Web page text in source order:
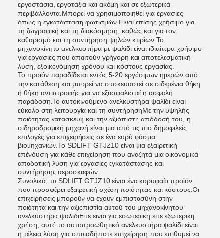
εργοστάσια, εργοτάξια και ακόμη και σε εξωτερικά
περιβάλλοντα.Μπορεί να χρησιμοποιηθεί για εργασίες
όπως η εγκατάσταση φωτισμών.Είναι επίσης χρήσιμο για
τη ζωγραφική και τη διακόσμηση, καθώς και για τον
καθαρισμό και τη συντήρηση ψηλών κτιρίων.Το
μηχανοκίνητο ανελκυστήρα με ψαλίδι είναι ιδιαίτερα χρήσιμο
για εργασίες που απαιτούν γρήγορη και αποτελεσματική
λύση, εξοικονόμηση χρόνου και κόστους εργασίας.
Το προϊόν παραδίδεται εντός 5-20 εργάσιμων ημερών από
την κατάθεση και μπορεί να συσκευαστεί σε σιδερένια θήκη
ή θήκη αντιστροφής για να εξασφαλιστεί η ασφαλή
παράδοση.Το αυτοκινούμενο ανελκυστήρα ψαλίδι είναι
εύκολο στη λειτουργία και τη συντήρησηΜε την υψηλής
ποιότητας κατασκευή και την αξιόπιστη απόδοσή του, η
σιδηροδρομική μηχανή είναι μια από τις πιο δημοφιλείς
επιλογές για επιχειρήσεις σε ένα ευρύ φάσμα
βιομηχανιών.Το SDLIFT GTJZ10 είναι μια εξαιρετική
επένδυση για κάθε επιχείρηση που αναζητά μια οικονομικά
αποδοτική λύση για εργασίες εγκατάστασης και
συντήρησης αεροσκαφών.
Συνολικά, το SDLIFT GTJZ10 είναι ένα κορυφαίο προϊόν
που προσφέρει εξαιρετική σχέση ποιότητας και κόστους.Οι
επιχειρήσεις μπορούν να έχουν εμπιστοσύνη στην
ποιότητα και την αξιοπιστία αυτού του μηχανοκίνητου
ανελκυστήρα ψαλίδιΕίτε είναι για εσωτερική είτε εξωτερική
χρήση, αυτό το αυτοπροωθητικό ανελκυστήρα ψαλίδι είναι
η τέλεια λύση για οποιαδήποτε επιχείρηση που επιθυμεί να